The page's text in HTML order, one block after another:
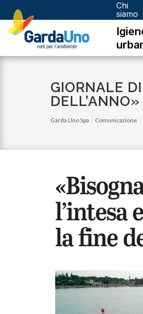
Gardauno
Spa
Chi
siamo
GIORNALE
DELL’ANNO»
Garda Uno Spa Comunicazione
lunedì 03 luglio 2023
A Salò la quota di